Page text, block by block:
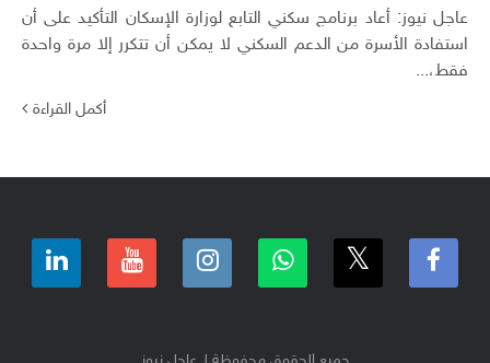
عاجل نيوز: أعاد برنامج سكني التابع لوزارة الإسكان التأكيد على أن
استفادة الأسرة من الدعم السكني لا يمكن أن تتكرر إلا مرة واحدة
فقط،...
أكمل القراءة